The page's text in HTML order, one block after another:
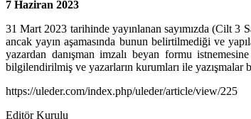
7 Haziran 2023
31 Mart 2023 tarihinde yayınlanan sayımızda (Cilt
ancak yayın aşamasında bunun belirtilmediği ve
yazardan danışman imzalı beyan formu
bilgilendirilmiş ve yazarların kurumları ile yazışmalar
https://uleder.com/index.php/uleder/article/view/225
Editör Kurulu